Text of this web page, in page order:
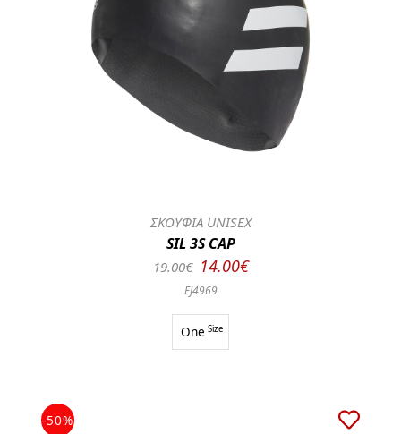
ΣΚΟΥΦΙΑ UNISEX
SIL 3S CAP
19.00€ 14.00€
FJ4969
One Size
-50%